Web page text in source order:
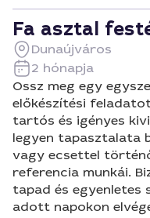
Fa asztal
Dunaújváros
2 hónapja
Ossz meg egy
előkészítési
tartós és igényes
legyen tapasztalata
vagy ecsettel
referencia munkái.
tapad és egyenletes
adott napokon